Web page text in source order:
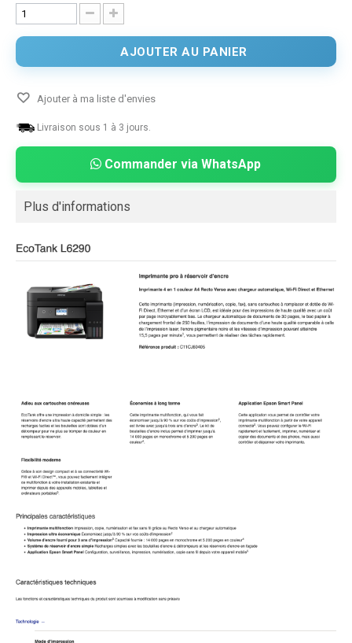
AJOUTER AU PANIER
Ajouter à ma liste d'envies
Livraison sous 1 à 3 jours.
Commander via WhatsApp
Plus d'informations